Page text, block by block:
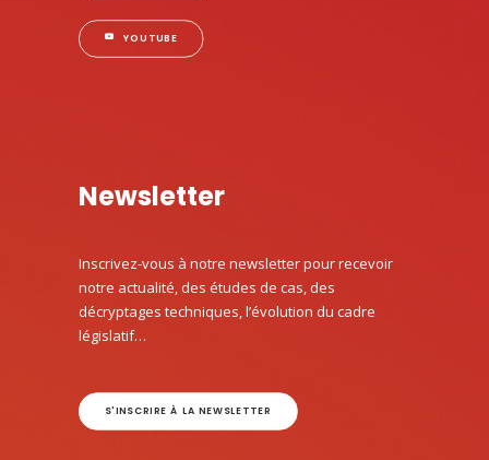
YOUTUBE
Newsletter
Inscrivez-vous à notre newsletter pour recevoir
notre actualité, des études de cas, des
décryptages techniques, l’évolution du cadre
législatif…
S'INSCRIRE À LA NEWSLETTER